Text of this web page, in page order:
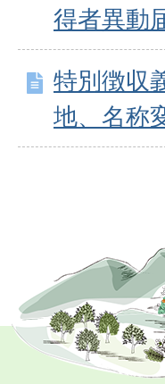
得者異動
特別徴収
地、名称